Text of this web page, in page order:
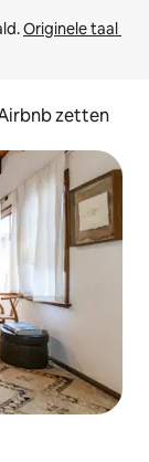
Originele taal
zetten